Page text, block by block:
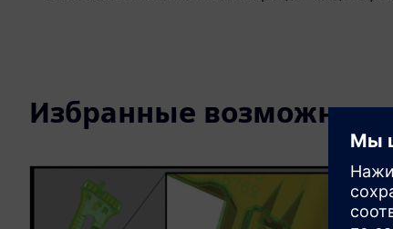
Избранные